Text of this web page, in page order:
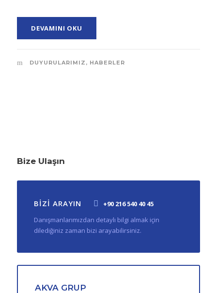
DEVAMINI OKU
DUYURULARIMIZ , HABERLER
Bize Ulaşın
BİZİ ARAYIN
+90 216 540 40 45
Danışmanlarımızdan detaylı bilgi almak için
dilediğiniz zaman bizi arayabilirsiniz.
AKVA GRUP